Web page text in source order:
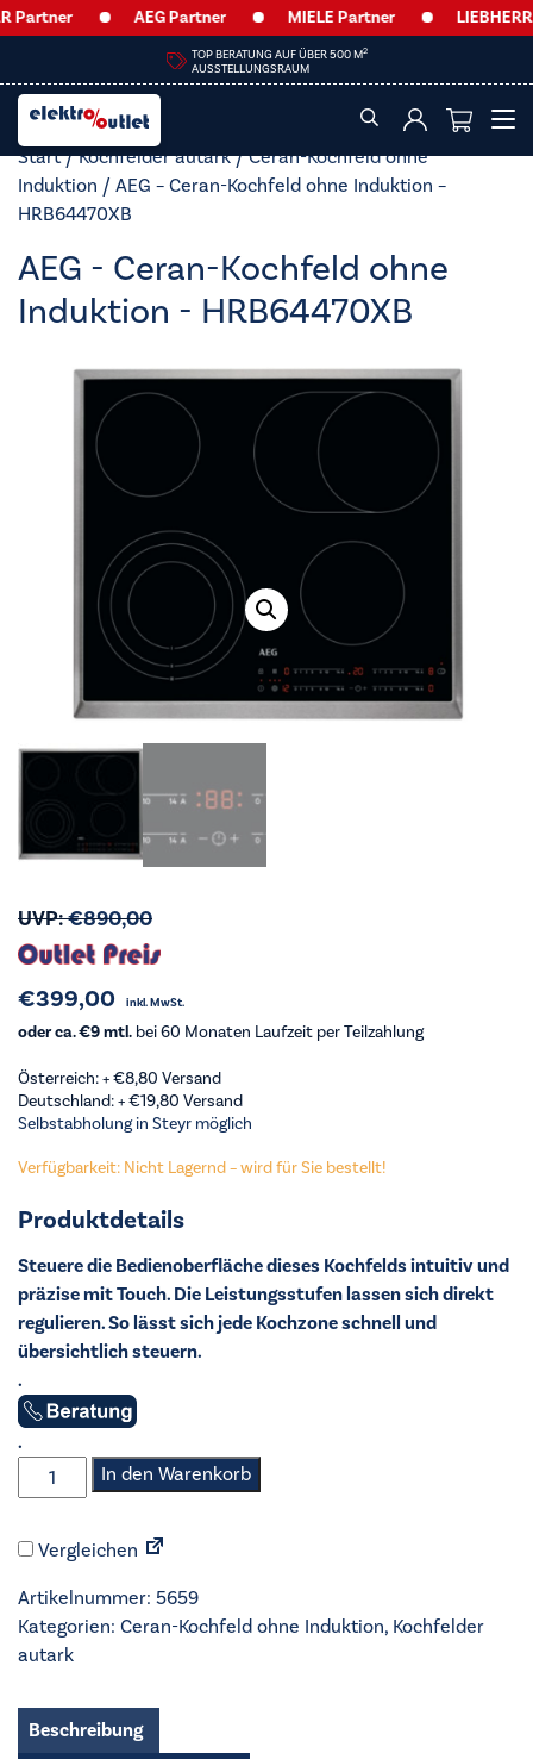
AEG Partner MIELE Partner LIEBHERR
TOP BERATUNG AUF ÜBER 500 M2
AUSSTELLUNGSRAUM
Start/Kochfelder autark/Ceran-Kochfeld ohne
Induktion / AEG – Ceran-Kochfeld ohne Induktion –
HRB64470XB
AEG - Ceran-Kochfeld ohne
Induktion - HRB64470XB
UVP:€890,00
€399,00 inkl. MwSt.
oder ca. €9 mtl. bei 60 Monaten Laufzeit per Teilzahlung
Österreich: +€8,80 Versand
Deutschland: +€19,80 Versand
Selbstabholung in Steyr möglich
Verfügbarkeit: Nicht Lagernd – wird für Sie bestellt!
Produktdetails
Steuere die Bedienoberfläche dieses Kochfelds intuitiv und
präzise mit Touch. Die Leistungsstufen lassen sich direkt
regulieren. So lässt sich jede Kochzone schnell und
übersichtlich steuern.
.
.
AEG
-
Kochfeld
Induktion
-
HRB64470XB
In den Warenkorb
Vergleichen
Artikelnummer: 5659
Kategorien: Ceran-Kochfeld ohne Induktion, Kochfelder
autark
Beschreibung